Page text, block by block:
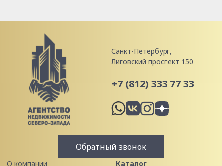
Санкт-Петербург,
Лиговский проспект 150
+7 (812) 333 77 33
Обратный звонок
О компании
Каталог